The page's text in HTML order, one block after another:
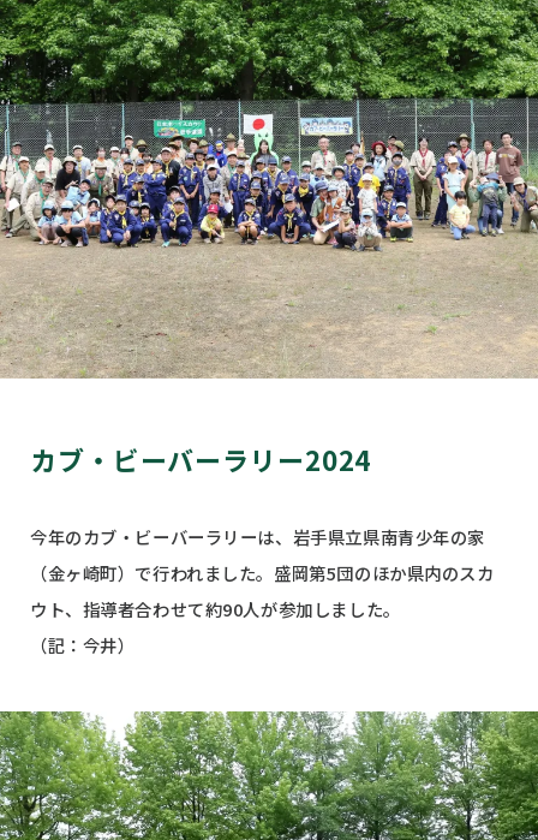
カブ・ビーバーラリー2024
今年のカブ・ビーバーラリーは、岩手県立県南青少年の家
（金ヶ崎町）で行われました。盛岡第5団のほか県内のスカ
ウト、指導者合わせて約90人が参加しました。
（記：今井）